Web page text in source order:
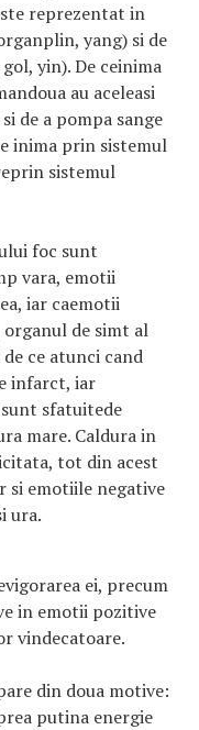
reprezentat in
yang) si de
yin). De ceinima
au aceleasi
de a pompa sange
inima prin sistemul
sistemul
foc sunt
vara, emotii
iar caemotii
de simt al
ce atunci cand
infarct, iar
sfatuitede
mare. Caldura in
tot din acest
si emotiile negative
ura.
ei, precum
in emotii pozitive
vindecatoare.
din doua motive:
putina energie